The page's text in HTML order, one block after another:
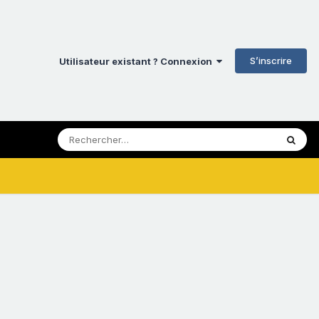
Utilisateur existant ? Connexion S’inscrire